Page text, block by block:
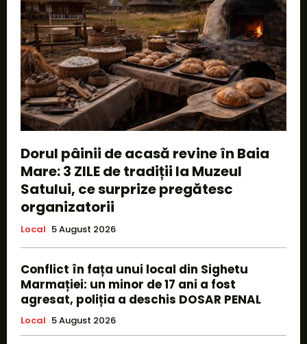
Dorul pâinii de acasă revine în Baia
Mare: 3 ZILE de tradiții la Muzeul
Satului, ce surprize pregătesc
organizatorii
Local 5 August 2026
Conflict în fața unui local din Sighetu
Marmației: un minor de 17 ani a fost
agresat, poliția a deschis DOSAR PENAL
Local 5 August 2026